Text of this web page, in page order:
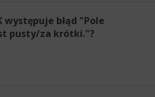
występuje błąd "Pole
pusty/za krótki."?